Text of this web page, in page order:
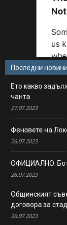
Последни новини
Ето какво
чанта
27.07.2023
Феновете на
26.07.2023
ОФИЦИАЛНО:
26.07.2023
Общинският
договора за
26.07.2023